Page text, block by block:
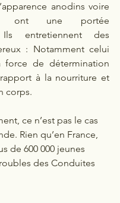
anodins voire
ont une portée
Ils entretiennent des
: Notamment celui
de détermination
à la nourriture et
corps.
ce n’est pas le cas
Rien qu’en France,
de 600 000 jeunes
des Conduites